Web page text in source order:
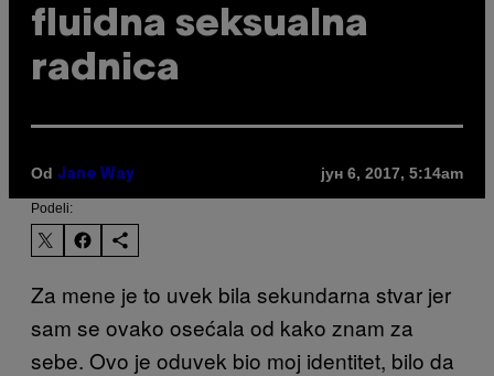
fluidna seksualna
radnica
Od Jane Way јун 6, 2017, 5:14am
Podeli:
Za mene je to uvek bila sekundarna stvar jer
sam se ovako osećala od kako znam za
sebe. Ovo je oduvek bio moj identitet, bilo da